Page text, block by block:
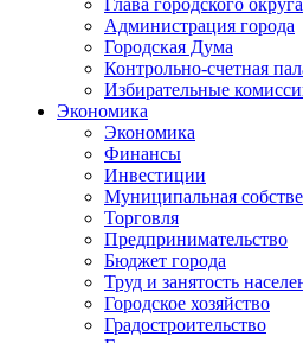
Глава городского округа
Администрация города
Городская Дума
Контрольно-счетная
Избирательные
Экономика
Экономика
Финансы
Инвестиции
Муниципальная
Торговля
Предпринимательство
Бюджет города
Труд и занятость
Городское хозяйство
Градостроительство